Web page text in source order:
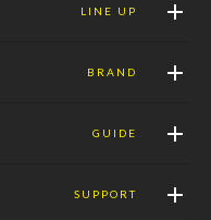
LINE UP
BRAND
GUIDE
SUPPORT